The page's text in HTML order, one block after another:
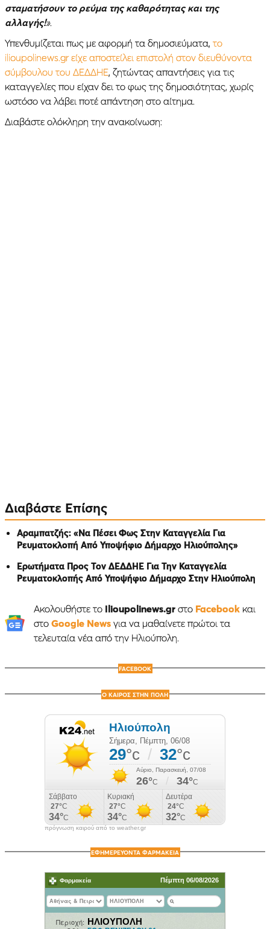
σταματήσουν το ρεύμα της καθαρότητας και της
αλλαγής!».
Υπενθυμίζεται πως με αφορμή τα δημοσιεύματα, το
ilioupolinews.gr είχε αποστείλει επιστολή στον διευθύνοντα
σύμβουλου του ΔΕΔΔΗΕ, ζητώντας απαντήσεις για τις
καταγγελίες που είχαν δει το φως της δημοσιότητας, χωρίς
ωστόσο να λάβει ποτέ απάντηση στο αίτημα.
Διαβάστε ολόκληρη την ανακοίνωση:
Διαβάστε Επίσης
Αραμπατζής: «Να Πέσει Φως Στην Καταγγελία Για
Ρευματοκλοπή Από Υποψήφιο Δήμαρχο Ηλιούπολης»
Ερωτήματα Προς Τον ΔΕΔΔΗΕ Για Την Καταγγελία
Ρευματοκλοπής Από Υποψήφιο Δήμαρχο Στην Ηλιούπολη
Ακολουθήστε το Ilioupolinews.grστο Facebookκαι
στο Google Newsγια να μαθαίνετε πρώτοι τα
τελευταία νέα από την Ηλιούπολη.
FACEBOOK
Ο ΚΑΙΡΟΣ ΣΤΗΝ ΠΟΛΗ
πρόγνωση καιρού από το weather.gr
ΕΦΗΜΕΡΕΥΟΝΤΑ ΦΑΡΜΑΚΕΙΑ